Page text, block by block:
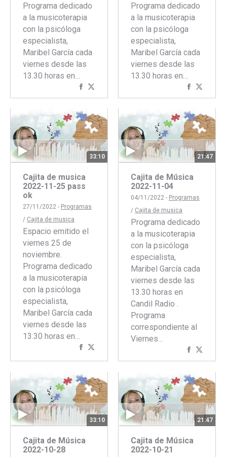
Programa dedicado
a la musicoterapia
con la psicóloga
especialista,
Maribel García cada
viernes desde las
13.30 horas en…
Compartir
con
Facebook
con
Twitter
Programa dedicado
a la musicoterapia
con la psicóloga
especialista,
Maribel García cada
viernes desde las
13.30 horas en…
Compartir
concon
33:10
Cajita de musica
2022-11-25 pass
ok
27/11/2022 - Programas
/ Cajita de musica
Espacio emitido el
viernes 25 de
noviembre.
Programa dedicado
a la musicoterapia
con la psicóloga
especialista,
Maribel García cada
viernes desde las
13.30 horas en…
Compartir
con
Facebook
con
Twitter
21:47
Cajita de Música
2022-11-04
04/11/2022 - Programas
/ Cajita de musica
Programa dedicado
a la musicoterapia
con la psicóloga
especialista,
Maribel García cada
viernes desde las
13.30 horas en
Candil Radio .
Programa
correspondiente al
Viernes…
Compartir
concon
33:10
Cajita de Música
2022-10-28
21:47
Cajita de Música
2022-10-21